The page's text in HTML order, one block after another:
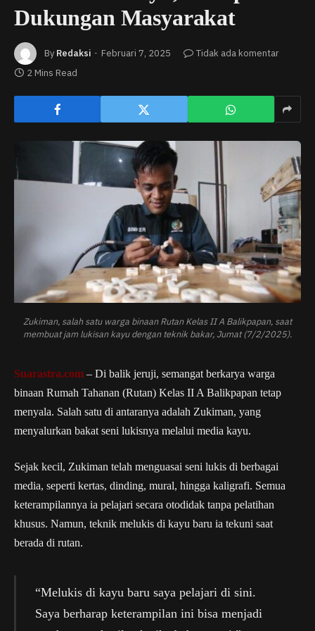
Dukungan Masyarakat
By Redaksi Februari 7, 2025
Tidak ada komentar
2 Mins Read
Zukiman, salah satu warga binaan Rutan Kelas II A Balikpapan, saat
membuat jam lukisan kayu dengan teknik bakar, Jumat (7/2/2025).
Suarastra.com – Di balik jeruji, semangat berkarya warga
binaan Rumah Tahanan (Rutan) Kelas II A Balikpapan tetap
menyala. Salah satu di antaranya adalah Zukiman, yang
menyalurkan bakat seni lukisnya melalui media kayu.
Sejak kecil, Zukiman telah menguasai seni lukis di berbagai
media, seperti kertas, dinding, mural, hingga kaligrafi. Semua
keterampilannya ia pelajari secara otodidak tanpa pelatihan
khusus. Namun, teknik melukis di kayu baru ia tekuni saat
berada di rutan.
“Melukis di kayu baru saya pelajari di sini.
Saya berharap keterampilan ini bisa menjadi